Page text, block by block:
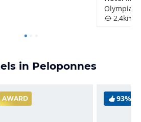
Olympia,
2,4km
in Peloponnes
AWARD 93%